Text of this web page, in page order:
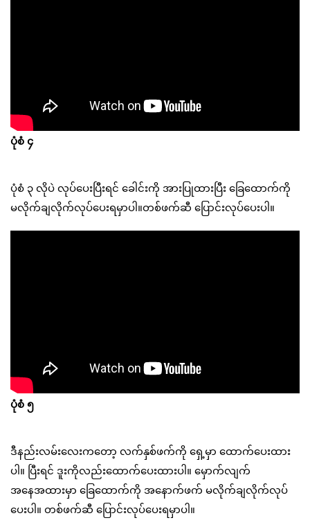
ပုံစံ ၄
ပုံစံ ၃ လိုပဲ လုပ်ပေးပြီးရင် ခေါင်းကို အားပြုထားပြီး ခြေထောက်ကို
မလိုက်ချလိုက်လုပ်ပေးရမှာပါ။တစ်ဖက်ဆီ ပြောင်းလုပ်ပေးပါ။
ပုံစံ ၅
ဒီနည်းလမ်းလေးကတော့ လက်နှစ်ဖက်ကို ရှေ့မှာ ထောက်ပေးထား
ပါ။ ပြီးရင် ဒူးကိုလည်းထောက်ပေးထားပါ။ မှောက်လျက်
အနေအထားမှာ ခြေထောက်ကို အနောက်ဖက် မလိုက်ချလိုက်လုပ်
ပေးပါ။ တစ်ဖက်ဆီ ပြောင်းလုပ်ပေးရမှာပါ။